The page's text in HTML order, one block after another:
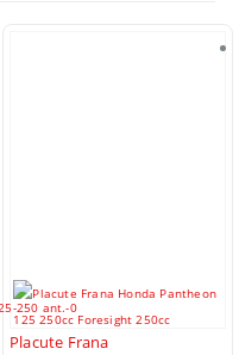
Placute Frana